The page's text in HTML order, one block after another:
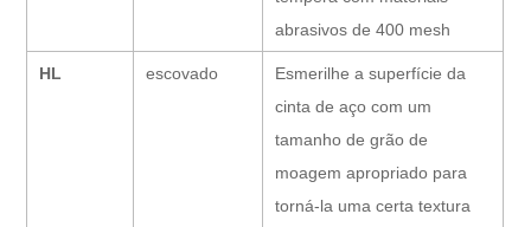
abrasivos de 400 mesh
HL escovado
Esmerilhe a superfície da
cinta de aço com um
tamanho de grão de
moagem apropriado para
torná-la uma certa textura